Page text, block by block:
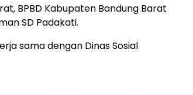
BPBD Kabupaten Bandung Barat
SD Padakati.
sama dengan Dinas Sosial